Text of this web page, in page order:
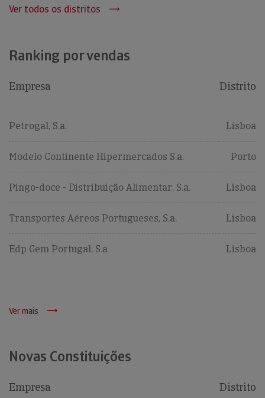
Ver todos os distritos
Ranking por vendas
Empresa Distrito
Petrogal, S.a. Lisboa
Modelo Continente Hipermercados S.a. Porto
Pingo-doce - Distribuição Alimentar, S.a. Lisboa
Transportes Aéreos Portugueses, S.a. Lisboa
Edp Gem Portugal, S.a Lisboa
Ver mais
Novas Constituições
Empresa Distrito